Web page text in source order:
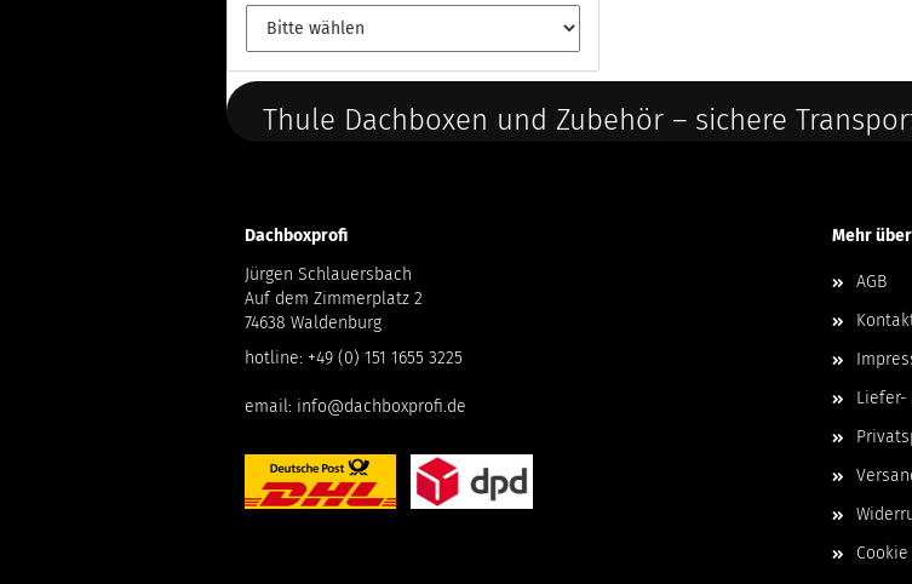
Thule Dachboxen und Zubehör – sichere
Dachboxprofi
Jürgen Schlauersbach
Auf dem Zimmerplatz 2
74638 Waldenburg
hotline: +49 (0) 151 1655 3225
email: info@dachboxprofi.de
Mehr über
AGB
Liefer-